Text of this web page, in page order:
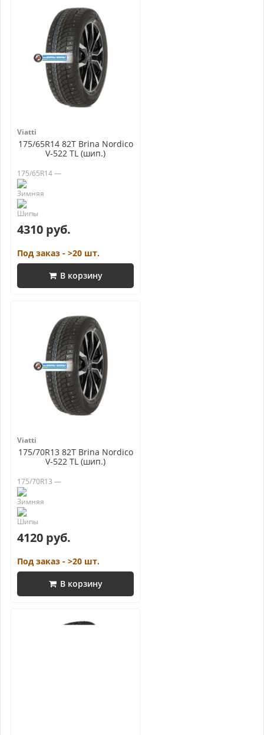
Viatti
175/65R14 82T Brina Nordico
V-522 TL (шип.)
175/65R14 —
4310 руб.
Под заказ - >20 шт.
В корзину
Viatti
175/70R13 82T Brina Nordico
V-522 TL (шип.)
175/70R13 —
4120 руб.
Под заказ - >20 шт.
В корзину